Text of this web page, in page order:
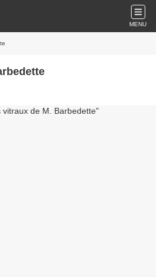
MENU